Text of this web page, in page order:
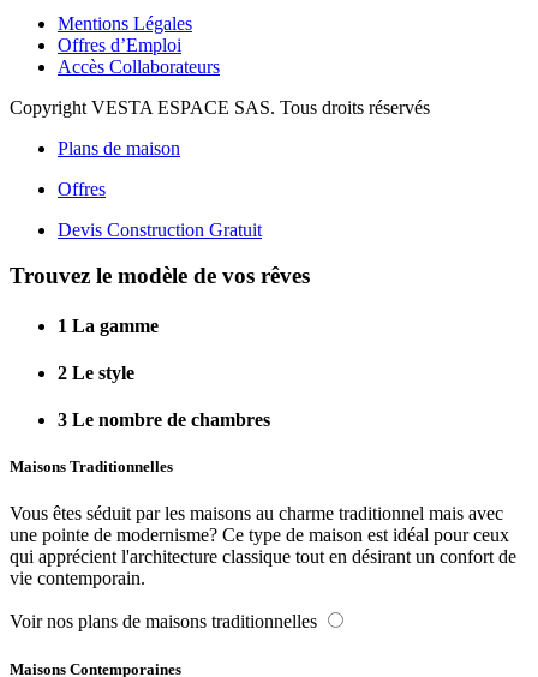
Mentions Légales
Offres d’Emploi
Accès Collaborateurs
Copyright VESTA ESPACE SAS. Tous droits réservés
Plans de maison
Offres
Devis Construction Gratuit
Trouvez le modèle de vos rêves
1 La gamme
2 Le style
3 Le nombre de chambres
Maisons Traditionnelles
Vous êtes séduit par les maisons au charme traditionnel mais avec
une pointe de modernisme? Ce type de maison est idéal pour ceux
qui apprécient l'architecture classique tout en désirant un confort de
vie contemporain.
Voir nos plans de maisons traditionnelles
Maisons Contemporaines